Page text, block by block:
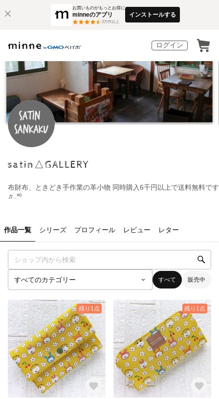
お買いものがもっとお得に
minneのアプリ
3万件以上
インストールする
ログイン
satin△GALLERY
布財布、ときどき手作業の革小物 同時購入6千円以上で送料無料です
♬.*º
作品一覧 シリーズ プロフィール レビュー レター
すべて 販売中
残り1点 残り1点